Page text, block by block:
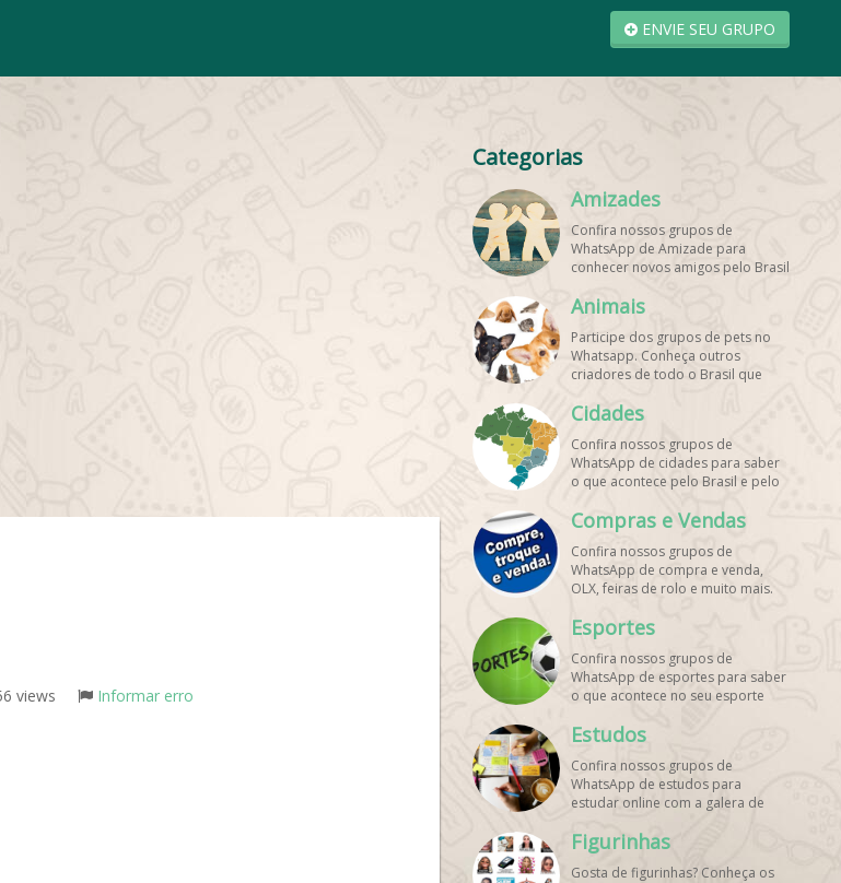
ENVIE SEU GRUPO
views Informar erro
Categorias
Amizades
Confira nossos grupos de
WhatsApp de Amizade para
conhecer novos amigos pelo Brasil
melhores grupos de WhatsApp é
Animais
Participe dos grupos de pets no
Whatsapp. Conheça outros
criadores de todo o Brasil que
trocar dicas sobre como cuidar
grupos de WhatsApp de graça!
Cidades
Confira nossos grupos de
WhatsApp de cidades para saber
o que acontece pelo Brasil e pelo
grupos de WhatsApp é de graça!
Compras e Vendas
Confira nossos grupos de
WhatsApp de compra e venda,
OLX, feiras de rolo e muito mais.
de WhatsApp é de grátis! Entre
agora!
Esportes
Confira nossos grupos de
WhatsApp de esportes para saber
o que acontece no seu esporte
melhores grupos de WhatsApp é
Estudos
Confira nossos grupos de
WhatsApp de estudos para
estudar online com a galera de
melhores grupos de WhatsApp é
de graça!
Figurinhas
Gosta de figurinhas? Conheça os